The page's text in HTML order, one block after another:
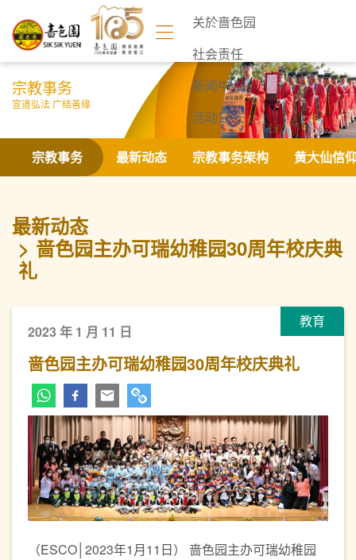
关於啬色园
社会责任
新闻中心
活动日志
联络我们
宗教事务
宣道弘法 广结善缘
宗教事务 最新动态 宗教事务架构 黄大仙信
最新动态
啬色园主办可瑞幼稚园30周年校庆典
礼
教育
2023 年 1 月 11 日
啬色园主办可瑞幼稚园30周年校庆典礼
（ESCO│2023年1月11日） 啬色园主办可瑞幼稚园